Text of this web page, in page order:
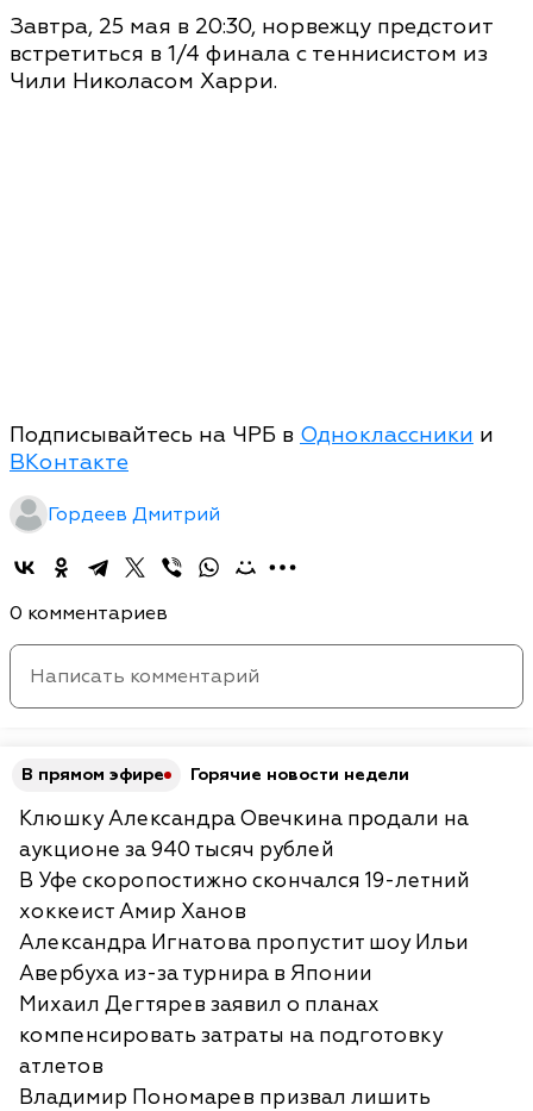
Завтра, 25 мая в 20:30, норвежцу предстоит
встретиться в 1/4 финала с теннисистом из
Чили Николасом Харри.
Подписывайтесь на ЧРБ в Одноклассники и
ВКонтакте
Гордеев Дмитрий
0 комментариев
В прямом эфире Горячие новости недели
Клюшку Александра Овечкина продали на
аукционе за 940 тысяч рублей
В Уфе скоропостижно скончался 19-летний
хоккеист Амир Ханов
Александра Игнатова пропустит шоу Ильи
Авербуха из-за турнира в Японии
Михаил Дегтярев заявил о планах
компенсировать затраты на подготовку
атлетов
Владимир Пономарев призвал лишить